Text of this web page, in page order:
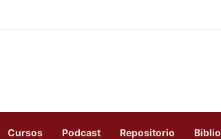
Cursos Podcast Repositorio